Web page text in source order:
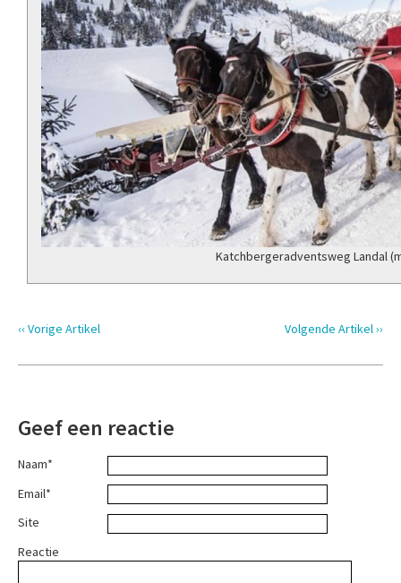
Katchbergeradventsweg Landal
‹‹ Vorige Artikel Volgende Artikel ››
Geef een reactie
Naam*
Email*
Site
Reactie